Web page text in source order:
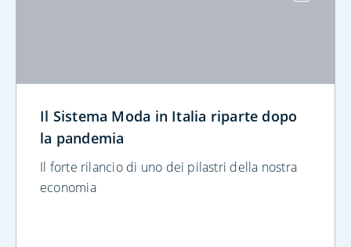
Il Sistema Moda in Italia riparte dopo
la pandemia
Il forte rilancio di uno dei pilastri della nostra
economia